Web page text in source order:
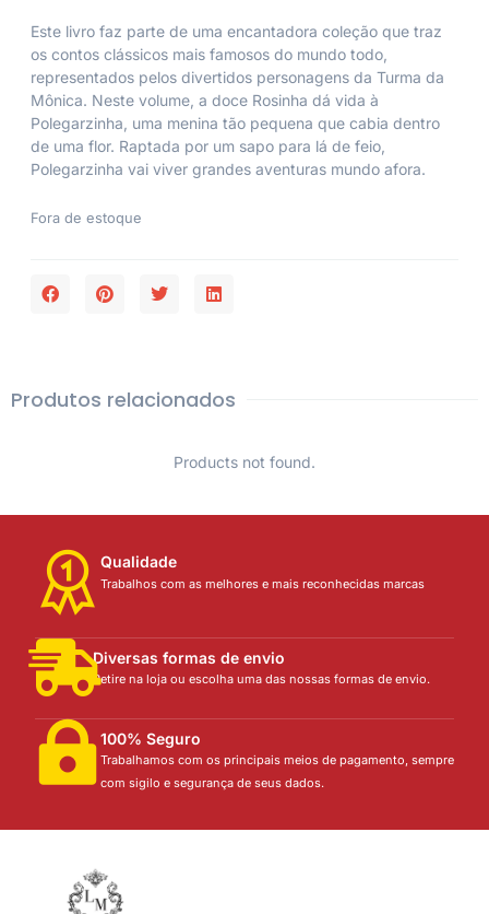
Este livro faz parte de uma encantadora coleção que traz
os contos clássicos mais famosos do mundo todo,
representados pelos divertidos personagens da Turma da
Mônica. Neste volume, a doce Rosinha dá vida à
Polegarzinha, uma menina tão pequena que cabia dentro
de uma flor. Raptada por um sapo para lá de feio,
Polegarzinha vai viver grandes aventuras mundo afora.
Fora de estoque
Produtos relacionados
Products not found.
Qualidade
Trabalhos com as melhores e mais reconhecidas marcas
Diversas formas de envio
Retire na loja ou escolha uma das nossas formas de envio.
100% Seguro
Trabalhamos com os principais meios de pagamento, sempre
com sigilo e segurança de seus dados.